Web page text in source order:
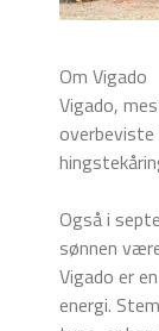
Om Vigado
Vigado,
overbeviste
Også i
sønnen
Vigado er
energi.